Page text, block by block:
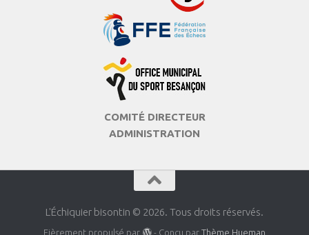
COMITÉ DIRECTEUR
ADMINISTRATION
L'Échiquier bisontin © 2026. Tous droits réservés.
Fièrement propulsé par - Conçu par Thème Hueman